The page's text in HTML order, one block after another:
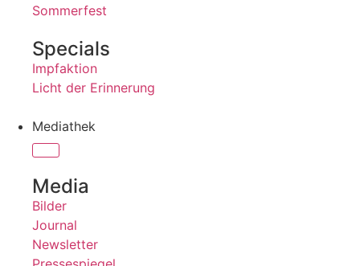
Sommerfest
Specials
Impfaktion
Licht der Erinnerung
Mediathek
Media
Bilder
Journal
Newsletter